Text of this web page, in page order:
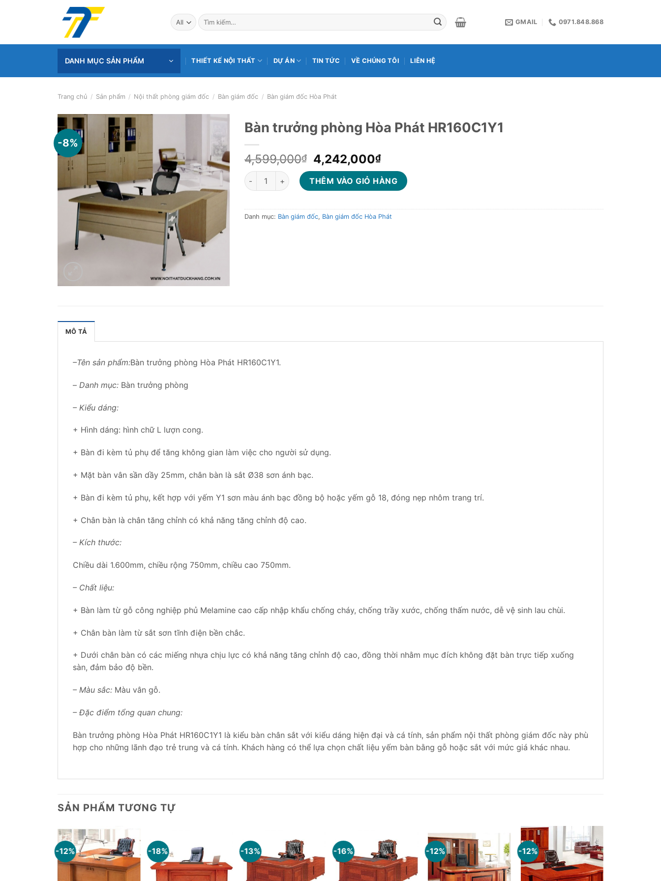
Tìm
kiếm:
GMAIL 0971.848.868
DANH MỤC SẢN PHẨM THIẾT KẾ NỘI THẤT DỰ ÁN TIN TỨC VỀ CHÚNG TÔI LIÊN HỆ
Trang chủ / Sản phẩm / Nội thất phòng giám đốc / Bàn giám đốc / Bàn giám đốc Hòa Phát
-8%
Bàn trưởng phòng Hòa Phát HR160C1Y1
4,599,000₫
Giá
gốc
là:
4,599,000₫.
4,242,000₫Giá
hiện
tại
là:
4,242,000₫.
Bàn trưởng phòng Hòa Phát HR160C1Y1 số lượng
THÊM VÀO GIỎ HÀNG
Danh mục: Bàn giám đốc, Bàn giám đốc Hòa Phát
MÔ TẢ
–Tên sản phẩm:Bàn trưởng phòng Hòa Phát HR160C1Y1.
– Danh mục: Bàn trưởng phòng
– Kiểu dáng:
+ Hình dáng: hình chữ L lượn cong.
+ Bàn đi kèm tủ phụ để tăng không gian làm việc cho người sử dụng.
+ Mặt bàn vân sần dầy 25mm, chân bàn là sắt Ø38 sơn ánh bạc.
+ Bàn đi kèm tủ phụ, kết hợp với yếm Y1 sơn màu ánh bạc đồng bộ hoặc yếm gỗ 18, đóng nẹp nhôm trang trí.
+ Chân bàn là chân tăng chỉnh có khả năng tăng chỉnh độ cao.
– Kích thước:
Chiều dài 1.600mm, chiều rộng 750mm, chiều cao 750mm.
– Chất liệu:
+ Bàn làm từ gỗ công nghiệp phủ Melamine cao cấp nhập khẩu chống cháy, chống trầy xước, chống thấm nước, dễ vệ sinh lau chùi.
+ Chân bàn làm từ sắt sơn tĩnh điện bền chắc.
+ Dưới chân bàn có các miếng nhựa chịu lực có khả năng tăng chỉnh độ cao, đồng thời nhằm mục đích không đặt bàn trực tiếp xuống
sàn, đảm bảo độ bền.
– Màu sắc: Màu vân gỗ.
– Đặc điểm tổng quan chung:
Bàn trưởng phòng Hòa Phát HR160C1Y1 là kiểu bàn chân sắt với kiểu dáng hiện đại và cá tính, sản phẩm nội thất phòng giám đốc này phù
hợp cho những lãnh đạo trẻ trung và cá tính. Khách hàng có thể lựa chọn chất liệu yếm bàn bằng gỗ hoặc sắt với mức giá khác nhau.
SẢN PHẨM TƯƠNG TỰ
-12% -18% -13% -16% -12% -12%